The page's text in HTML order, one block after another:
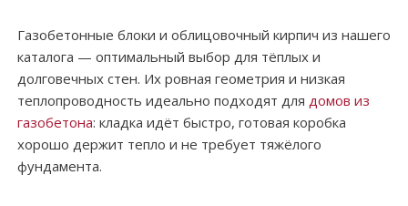
Газобетонные блоки и облицовочный кирпич из нашего
каталога — оптимальный выбор для тёплых и
долговечных стен. Их ровная геометрия и низкая
теплопроводность идеально подходят для домов из
газобетона: кладка идёт быстро, готовая коробка
хорошо держит тепло и не требует тяжёлого
фундамента.